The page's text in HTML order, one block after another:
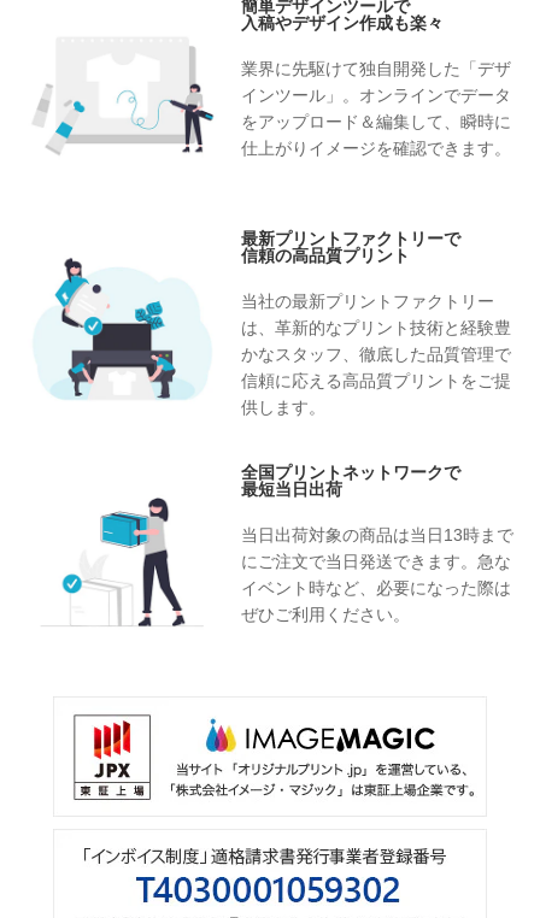
簡単デザインツールで
入稿やデザイン作成も楽々
業界に先駆けて独自開発した「デザ
インツール」。オンラインでデータ
をアップロード＆編集して、瞬時に
仕上がりイメージを確認できます。
最新プリントファクトリーで
信頼の高品質プリント
当社の最新プリントファクトリー
は、革新的なプリント技術と経験豊
かなスタッフ、徹底した品質管理で
信頼に応える高品質プリントをご提
供します。
全国プリントネットワークで
最短当日出荷
当日出荷対象の商品は当日13時まで
にご注文で当日発送できます。急な
イベント時など、必要になった際は
ぜひご利用ください。